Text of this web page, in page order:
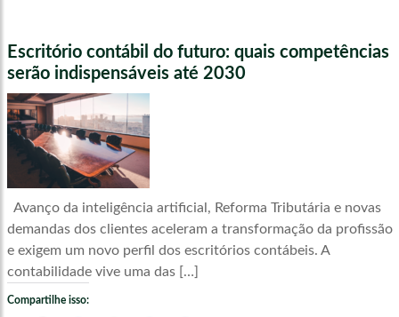
Escritório contábil do futuro: quais competências
serão indispensáveis até 2030
Avanço da inteligência artificial, Reforma Tributária e novas
demandas dos clientes aceleram a transformação da profissão
e exigem um novo perfil dos escritórios contábeis. A
contabilidade vive uma das […]
Compartilhe isso: